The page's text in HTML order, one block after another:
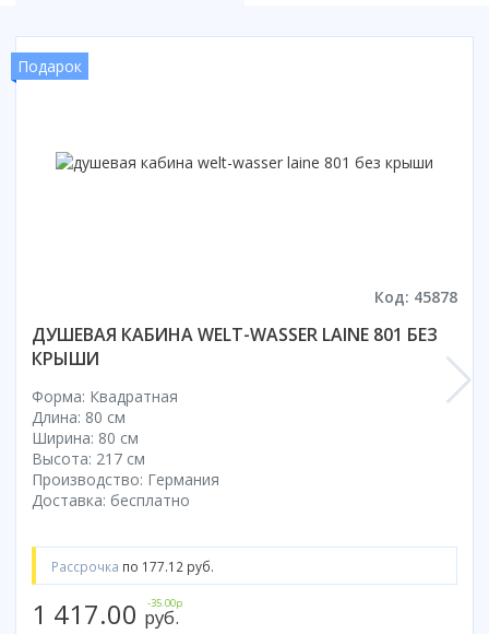
Подарок
Код: 45878
ДУШЕВАЯ КАБИНА WELT-WASSER LAINE 801 БЕЗ
КРЫШИ
Форма: Квадратная
Длина: 80 см
Ширина: 80 см
Высота: 217 см
Производство: Германия
Доставка: бесплатно
Рассрочка по 177.12 руб.
1 417.00 руб.
-35.00р